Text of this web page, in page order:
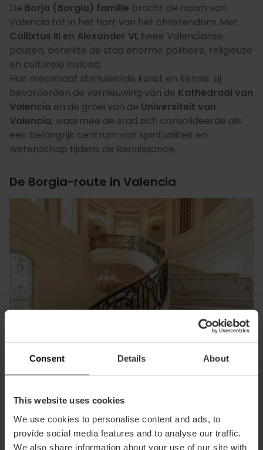
Consent Details About
This website uses cookies
We use cookies to personalise content and ads, to
provide social media features and to analyse our traffic.
We also share information about your use of our site with
De Borja (Borgia) familie bracht de naam van
Valencia tot in het hart van het christendom. Met
Callixtus III en Alexander VI, twee Valencianse
pausen, bereikte de stad enorme politieke, religieuze
en culturele invloed.
Hun mecenaat stimuleerde kunst en kennis: zij
bevorderden de vernieuwing van de Kathedraal van
Valencia en de groei van de Universiteit van
Valencia, waarmee de stad zich consolideerde als
een belangrijk centrum van spiritualiteit en
wetenschap tijdens de Renaissance.
De Borgia-route in Valencia
Deze route volgen is als een reis naar het verleden tussen
en macht samenkomen. Welke haltes maken het uit?